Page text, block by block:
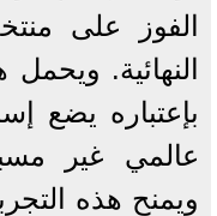
الفوز على
النهائية. ويحمل
بإعتباره يضع
عالمي غير
ويمنح هذه